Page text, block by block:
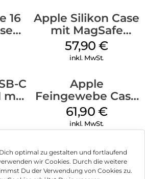
optimal zu gestalten und fortlaufend
wir Cookies. Durch die weitere
Du der Verwendung von Cookies zu.
16
Apple Silikon Case
mit MagSafe
iPhone 14 Pro
(PRODUCT)RED
57,90€
inkl. MwSt.
C
m
Apple
Feingewebe Case
iPhone 15 Pro
MagSafe Schwarz
61,90 €
inkl. MwSt.